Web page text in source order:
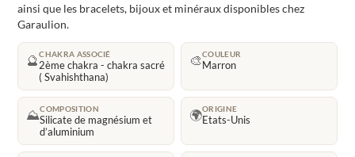
ainsi que les bracelets, bijoux et minéraux disponibles chez
Garaulion.
🔮CHAKRA ASSOCIÉ
2ème chakra - chakra sacré
( Svahishthana)
🎨COULEUR
Marron
⛰️COMPOSITION
Silicate de magnésium et
d’aluminium
🌍ORIGINE
Etats-Unis